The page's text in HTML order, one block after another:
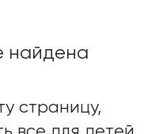
найдена
страницу,